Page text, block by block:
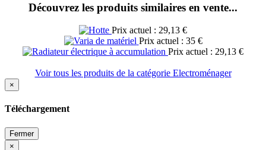
Découvrez les produits similaires en vente...
Prix actuel : 29,13 €
Prix actuel : 35 €
Prix actuel : 29,13 €
Voir tous les produits de la catégorie Electroménager
×
Téléchargement
Fermer
×